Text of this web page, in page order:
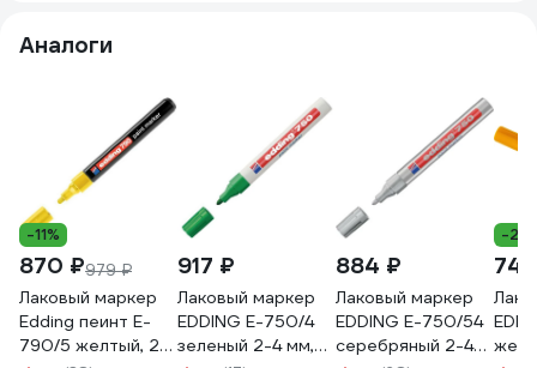
Аналоги
-11%
870 ₽979 ₽
Лаковый маркер
Edding пеинт E-
790/5 желтый, 2-3
917 ₽
Лаковый маркер
EDDING E-750/4
зеленый 2-4 мм,
884 ₽
Лаковый маркер
EDDING E-750/54
серебряный 2-4
-